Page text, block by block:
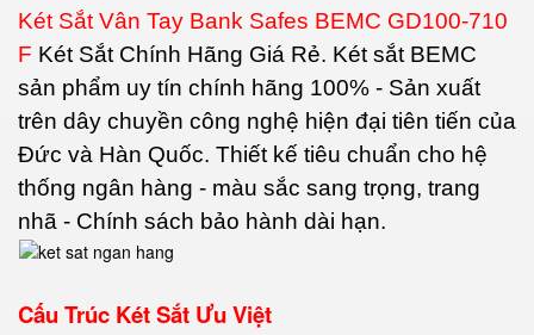
Két Sắt Vân Tay Bank Safes BEMC GD100-710
F Két Sắt Chính Hãng Giá Rẻ. Két sắt BEMC
sản phẩm uy tín chính hãng 100% - Sản xuất
trên dây chuyền công nghệ hiện đại tiên tiến của
Đức và Hàn Quốc. Thiết kế tiêu chuẩn cho hệ
thống ngân hàng - màu sắc sang trọng, trang
nhã - Chính sách bảo hành dài hạn.
Cấu Trúc Két Sắt Ưu Việt